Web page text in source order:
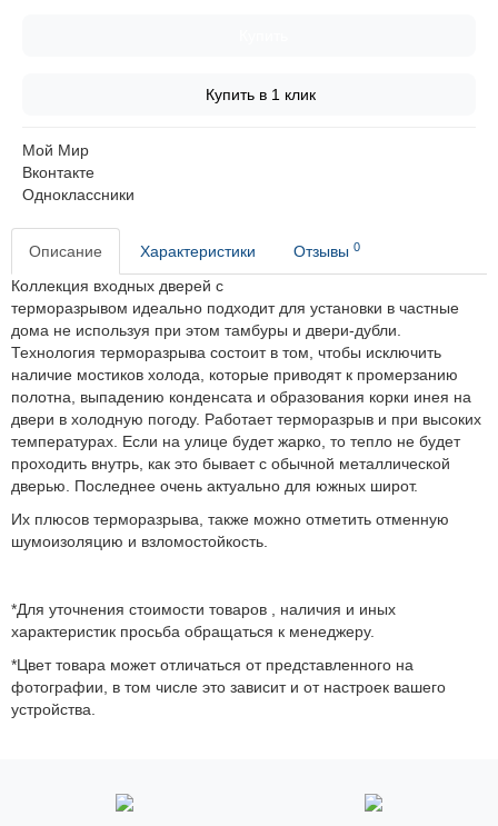
Купить в 1 клик
Мой Мир
Вконтакте
Одноклассники
Описание Характеристики Отзывы 0
Коллекция входных дверей с
терморазрывом идеально подходит для установки в частные
дома не используя при этом тамбуры и двери-дубли.
Технология терморазрыва состоит в том, чтобы исключить
наличие мостиков холода, которые приводят к промерзанию
полотна, выпадению конденсата и образования корки инея на
двери в холодную погоду. Работает терморазрыв и при высоких
температурах. Если на улице будет жарко, то тепло не будет
проходить внутрь, как это бывает с обычной металлической
дверью. Последнее очень актуально для южных широт.
Их плюсов терморазрыва, также можно отметить отменную
шумоизоляцию и взломостойкость.
*Для уточнения стоимости товаров , наличия и иных
характеристик просьба обращаться к менеджеру.
*Цвет товара может отличаться от представленного на
фотографии, в том числе это зависит и от настроек вашего
устройства.